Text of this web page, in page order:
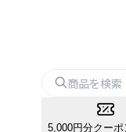
5,000円分クーポ